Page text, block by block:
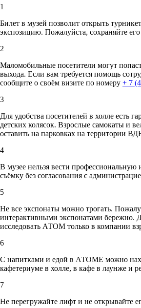
1
Билет в музей позволит открыть
экспозицию. Пожалуйста, сохраняйте
2
Маломобильные посетители могут
выхода. Если вам требуется помощь
сообщите о своём визите по номеру + 7
3
Для удобства посетителей в холле есть
детских колясок. Взрослые самокаты и
оставить на парковках на территории
4
В музее нельзя вести профессиональную
съёмку без согласования с
5
Не все экспонаты можно трогать.
интерактивными экспонатами бережно.
исследовать АТОМ только в компании
6
С напитками и едой в АТОМЕ можно
кафетериуме в холле, в кафе в лаунже и
7
Не перегружайте лифт и не открывайте